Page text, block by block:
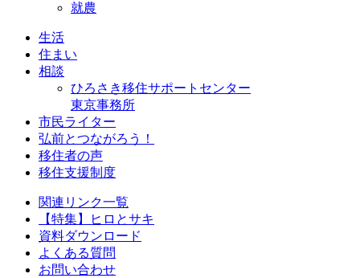
就農
生活
住まい
相談
ひろさき移住サポートセンター
東京事務所
市民ライター
弘前とつながろう！
移住者の声
移住支援制度
関連リンク一覧
【特集】ヒロとサキ
資料ダウンロード
よくある質問
お問い合わせ